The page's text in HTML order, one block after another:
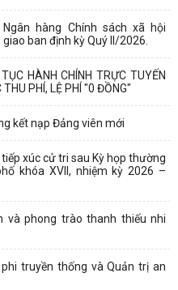
hàng Chính sách xã hội
ban định kỳ Quý II/2026.
HÀNH CHÍNH TRỰC TUYẾN
PHÍ, LỆ PHÍ "0 ĐỒNG"
kết nạp Đảng viên mới
xúc cử tri sau Kỳ họp thường
khóa XVII, nhiệm kỳ 2026 –
và phong trào thanh thiếu nhi
truyền thống và Quản trị an